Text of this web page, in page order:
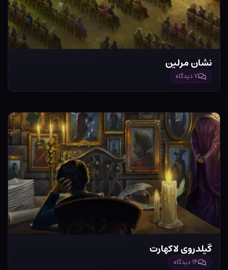
نشان مرلین
۷ دیدگاه
گیلدروی لاکهارت
۱۴ دیدگاه